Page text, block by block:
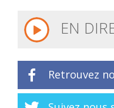
EN
Retrouvez